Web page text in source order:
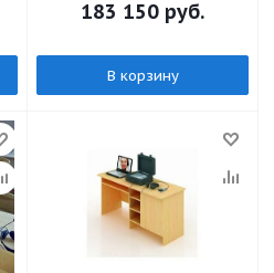
183 150 руб.
В корзину